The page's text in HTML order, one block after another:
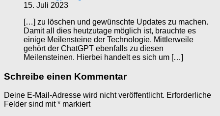
15. Juli 2023
[…] zu löschen und gewünschte Updates zu machen.
Damit all dies heutzutage möglich ist, brauchte es
einige Meilensteine der Technologie. Mittlerweile
gehört der ChatGPT ebenfalls zu diesen
Meilensteinen. Hierbei handelt es sich um […]
Schreibe einen Kommentar
Deine E-Mail-Adresse wird nicht veröffentlicht. Erforderliche
Felder sind mit* markiert